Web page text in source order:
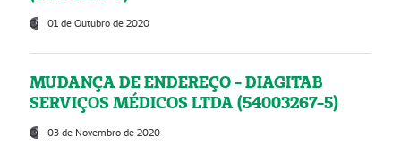
01 de Outubro de 2020
MUDANÇA DE ENDEREÇO - DIAGITAB
SERVIÇOS MÉDICOS LTDA (54003267-5)
03 de Novembro de 2020